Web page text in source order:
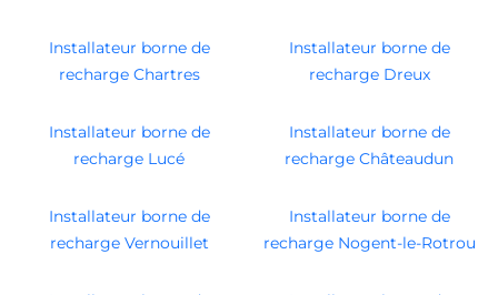
Installateur borne de
recharge Chartres
Installateur borne de
recharge Dreux
Installateur borne de
recharge Lucé
Installateur borne de
recharge Châteaudun
Installateur borne de
recharge Vernouillet
Installateur borne de
recharge Nogent-le-Rotrou